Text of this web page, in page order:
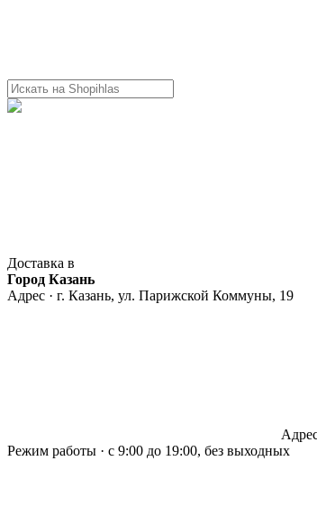
Доставка в
Город Казань
Адрес · г. Казань, ул. Парижской Коммуны, 19
Режим работы · с 9:00 до 19:00, без выходных